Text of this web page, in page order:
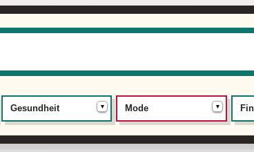
Gesundheit ▾ Mode ▾